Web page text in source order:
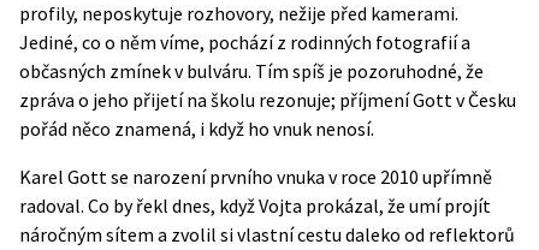
profily, neposkytuje rozhovory, nežije před kamerami.
Jediné, co o něm víme, pochází z rodinných fotografií a
občasných zmínek v bulváru. Tím spíš je pozoruhodné, že
zpráva o jeho přijetí na školu rezonuje; příjmení Gott v Česku
pořád něco znamená, i když ho vnuk nenosí.
Karel Gott se narození prvního vnuka v roce 2010 upřímně
radoval. Co by řekl dnes, když Vojta prokázal, že umí projít
náročným sítem a zvolil si vlastní cestu daleko od reflektorů